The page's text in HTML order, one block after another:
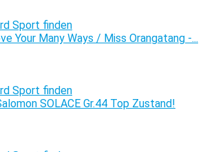
Your Many Ways / Miss Orangatang -...
SOLACE Gr.44 Top Zustand!